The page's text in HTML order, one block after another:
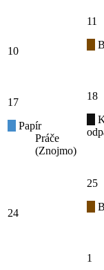
10
11
17
Papír
Práče
(Znojmo)
18
24
25
1